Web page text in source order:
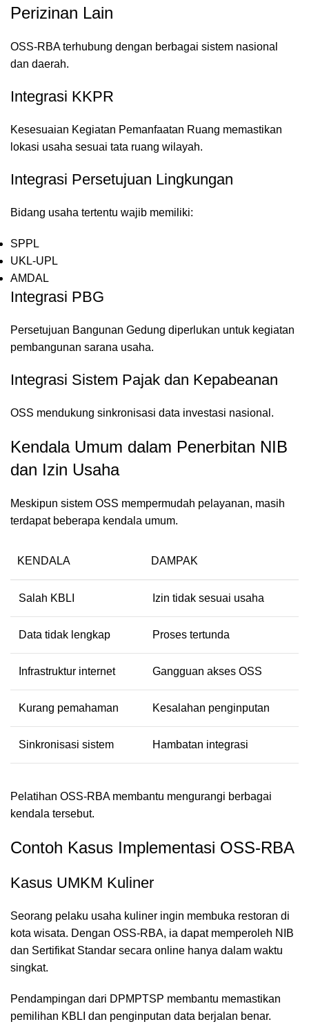
Perizinan Lain
OSS-RBA terhubung dengan berbagai sistem nasional
dan daerah.
Integrasi KKPR
Kesesuaian Kegiatan Pemanfaatan Ruang memastikan
lokasi usaha sesuai tata ruang wilayah.
Integrasi Persetujuan Lingkungan
Bidang usaha tertentu wajib memiliki:
SPPL
UKL-UPL
AMDAL
Integrasi PBG
Persetujuan Bangunan Gedung diperlukan untuk kegiatan
pembangunan sarana usaha.
Integrasi Sistem Pajak dan Kepabeanan
OSS mendukung sinkronisasi data investasi nasional.
Kendala Umum dalam Penerbitan NIB
dan Izin Usaha
Meskipun sistem OSS mempermudah pelayanan, masih
terdapat beberapa kendala umum.
KENDALA DAMPAK
Salah KBLI Izin tidak sesuai usaha
Data tidak lengkap Proses tertunda
Infrastruktur internet Gangguan akses OSS
Kurang pemahaman Kesalahan penginputan
Sinkronisasi sistem Hambatan integrasi
Pelatihan OSS-RBA membantu mengurangi berbagai
kendala tersebut.
Contoh Kasus Implementasi OSS-RBA
Kasus UMKM Kuliner
Seorang pelaku usaha kuliner ingin membuka restoran di
kota wisata. Dengan OSS-RBA, ia dapat memperoleh NIB
dan Sertifikat Standar secara online hanya dalam waktu
singkat.
Pendampingan dari DPMPTSP membantu memastikan
pemilihan KBLI dan penginputan data berjalan benar.